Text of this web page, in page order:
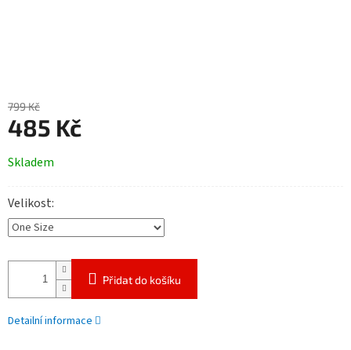
799 Kč
485 Kč
cena:
Skladem
Velikost
Přidat do košíku
Detailní informace